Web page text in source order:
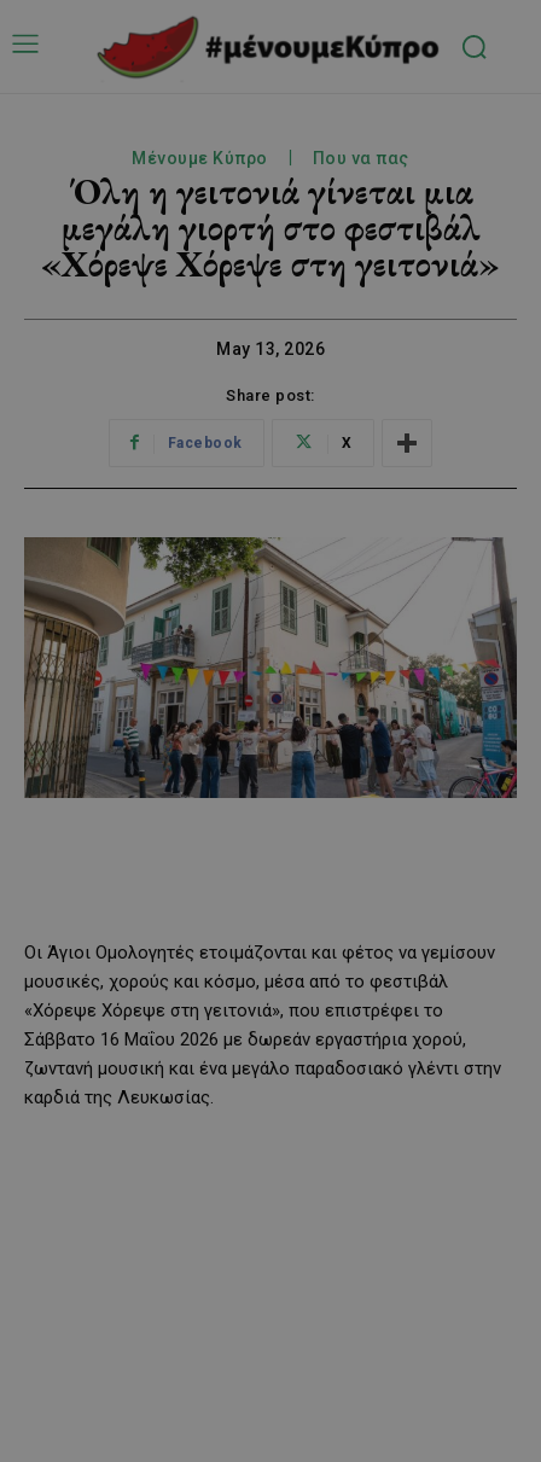
Μένουμε Κύπρο Που να πας
Όλη η γειτονιά γίνεται μια
μεγάλη γιορτή στο φεστιβάλ
«Χόρεψε Χόρεψε στη γειτονιά»
May 13, 2026
Share post:
Facebook X
Οι Άγιοι Ομολογητές ετοιμάζονται και φέτος να γεμίσουν
μουσικές, χορούς και κόσμο, μέσα από το φεστιβάλ
«Χόρεψε Χόρεψε στη γειτονιά», που επιστρέφει το
Σάββατο 16 Μαΐου 2026 με δωρεάν εργαστήρια χορού,
ζωντανή μουσική και ένα μεγάλο παραδοσιακό γλέντι στην
καρδιά της Λευκωσίας.